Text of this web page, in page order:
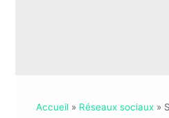
Accueil » Réseaux sociaux »